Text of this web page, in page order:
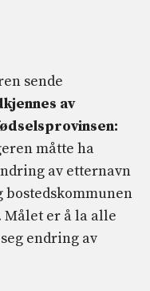
sende
av
måtte ha
av etternavn
bostedskommunen
Målet er å la alle
endring av